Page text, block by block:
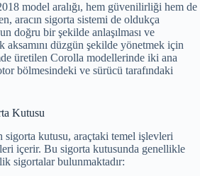
model aralığı, hem güvenilirliği hem de
aracın sigorta sistemi de oldukça
doğru bir şekilde anlaşılması ve
aksamını düzgün şekilde yönetmek için
üretilen Corolla modellerinde iki ana
bölmesindeki ve sürücü tarafındaki
Kutusu
kutusu, araçtaki temel işlevleri
içerir. Bu sigorta kutusunda genellikle
sigortalar bulunmaktadır: